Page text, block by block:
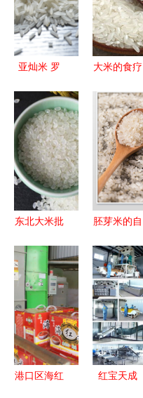
亚灿米 罗
的南方明
珠，一盒品
味天然稻香
大米的食疗
东北大米批
米的长粒香
与珍珠米优
势分析
胚芽米的自
一粒米看健
康饮食新美
学
港口区海红
红宝天成